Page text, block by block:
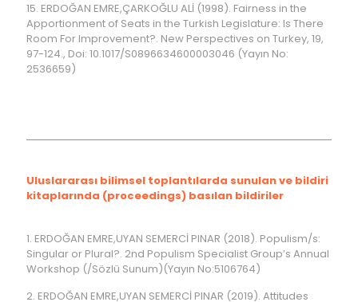
15. ERDOĞAN EMRE,ÇARKOĞLU ALİ (1998). Fairness in the
Apportionment of Seats in the Turkish Legislature: Is There
Room For Improvement?. New Perspectives on Turkey, 19,
97-124., Doi: 10.1017/S0896634600003046 (Yayın No:
2536659)
Uluslararası bilimsel toplantılarda sunulan ve bildiri
kitaplarında (proceedings) basılan bildiriler
1. ERDOĞAN EMRE,UYAN SEMERCİ PINAR (2018). Populism/s:
Singular or Plural?. 2nd Populism Specialist Group’s Annual
Workshop (/Sözlü Sunum)(Yayın No:5106764)
2. ERDOĞAN EMRE,UYAN SEMERCİ PINAR (2019). Attitudes